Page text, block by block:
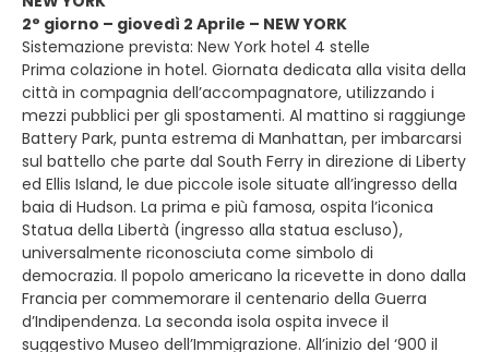
2° giorno – giovedì 2 Aprile – NEW YORK
Sistemazione prevista: New York hotel 4 stelle
Prima colazione in hotel. Giornata dedicata alla visita della
città in compagnia dell’accompagnatore, utilizzando i
mezzi pubblici per gli spostamenti. Al mattino si raggiunge
Battery Park, punta estrema di Manhattan, per imbarcarsi
sul battello che parte dal South Ferry in direzione di Liberty
ed Ellis Island, le due piccole isole situate all’ingresso della
baia di Hudson. La prima e più famosa, ospita l’iconica
Statua della Libertà (ingresso alla statua escluso),
universalmente riconosciuta come simbolo di
democrazia. Il popolo americano la ricevette in dono dalla
Francia per commemorare il centenario della Guerra
d’Indipendenza. La seconda isola ospita invece il
suggestivo Museo dell’Immigrazione. All’inizio del ‘900 il